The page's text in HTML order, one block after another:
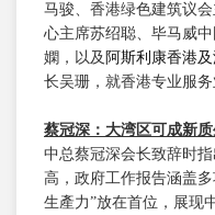
马骏、香港绿色建筑议
心主席苏绍聪、毕马威
嫻，以及 阿斯利康香港
长吴珊，就香港专业服
蔡冠深 ：大湾区可成新
中总蔡冠深会长致辞时
高，政府工作报告涵盖
生產力”放在首位，展现